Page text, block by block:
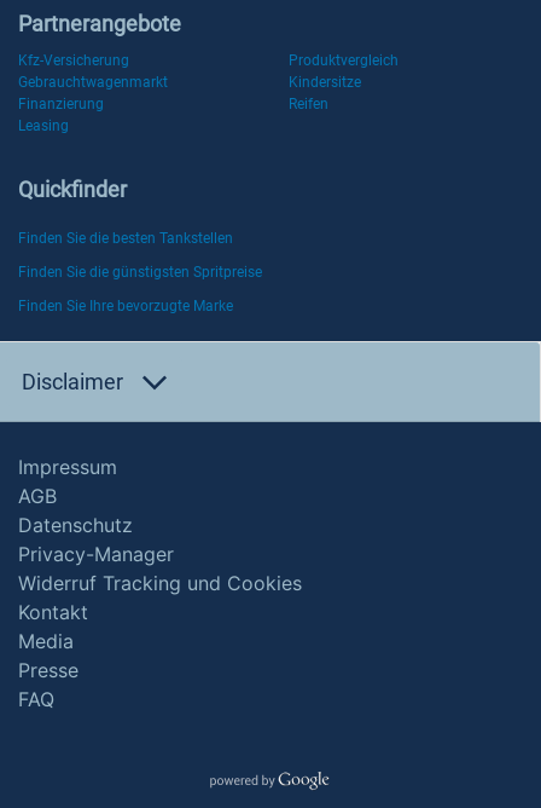
Partnerangebote
Kfz-Versicherung
Produktvergleich
Gebrauchtwagenmarkt
Kindersitze
Finanzierung
Reifen
Leasing
Quickfinder
Finden Sie die besten Tankstellen
Finden Sie die günstigsten Spritpreise
Finden Sie Ihre bevorzugte Marke
Disclaimer
Impressum
AGB
Datenschutz
Privacy-Manager
Widerruf Tracking und Cookies
Kontakt
Media
Presse
FAQ